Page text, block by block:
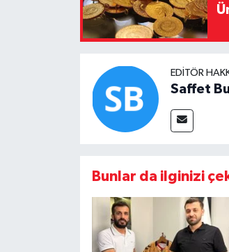
EDITÖR
Saffet
Bunlar da ilginizi